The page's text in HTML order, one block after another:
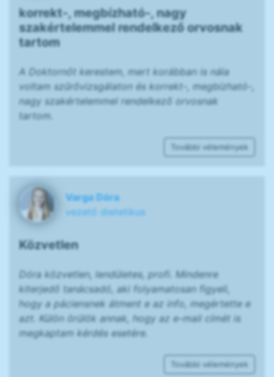
korrekt-, megbízható-, nagy
szakértelemmel rendelkező orvosnak
tartom
A Doktornőt kerestem, mert korábban is nála
voltam szűrővizsgálaton és korrekt-, megbízható-,
nagy szakértelemmel rendelkező orvosnak
tartom.
További vélemények
Varga Dóra
vezető dietetikus
Közvetlen
Dóra közvetlen, lendületes, profi. Mindenre
kiterjedő tanácsadó, aki folyamatosan figyeli,
hogy a páciensnek átment e az info, megértette e
azt. Külön örülök annak, hogy az e-mail címét is
megkaptam kérdés esetére.
További vélemények